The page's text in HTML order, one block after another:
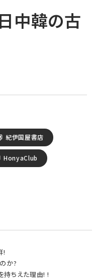
中韓の古
紀伊国屋書店
HonyaClub
!
か?
ちえた理由! !